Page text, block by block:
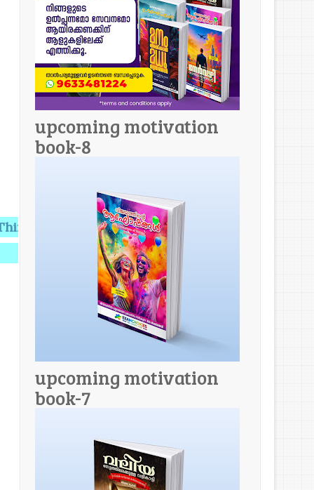
Knowledge,Knowledge makes you Perfect.
upcoming motivation
book-8
upcoming motivation
book-7